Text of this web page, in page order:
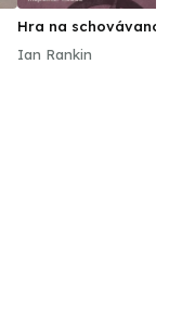
Hra na schovávanou
Ian Rankin